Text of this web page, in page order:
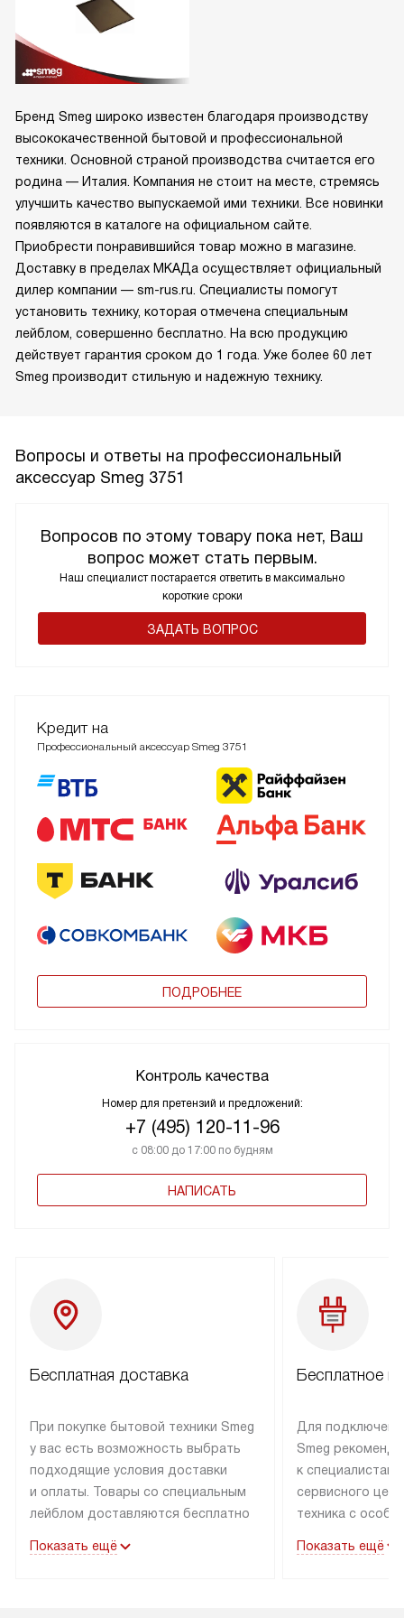
Бренд Smeg широко известен благодаря производству
высококачественной бытовой и профессиональной
техники. Основной страной производства считается его
родина — Италия. Компания не стоит на месте, стремясь
улучшить качество выпускаемой ими техники. Все новинки
появляются в каталоге на официальном сайте.
Приобрести понравившийся товар можно в магазине.
Доставку в пределах МКАДа осуществляет официальный
дилер компании — sm-rus.ru. Специалисты помогут
установить технику, которая отмечена специальным
лейблом, совершенно бесплатно. На всю продукцию
действует гарантия сроком до 1 года. Уже более 60 лет
Smeg производит стильную и надежную технику.
Вопросы и ответы на профессиональный
аксессуар Smeg 3751
Вопросов по этому товару пока нет, Ваш
вопрос может стать первым.
Наш специалист постарается ответить в максимально
короткие сроки
ЗАДАТЬ ВОПРОС
Кредит на
Профессиональный аксессуар Smeg 3751
ПОДРОБНЕЕ
Контроль качества
Номер для претензий и предложений:
+7 (495) 120-11-96
с 08:00 до 17:00 по будням
НАПИСАТЬ
Бесплатная доставка
При покупке бытовой техники Smeg
у вас есть возможность выбрать
подходящие условия доставки
и оплаты. Товары со специальным
лейблом доставляются бесплатно
до подъезда. Доставка за пределы
Показать ещё
Бесплатное
Для
Smeg
к специалистам
сервисного
техника с
коммуникациям.
Показать ещё